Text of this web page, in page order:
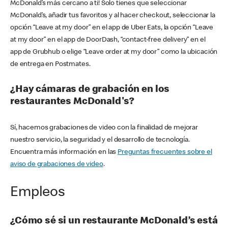
McDonald’s más cercano a ti! Solo tienes que seleccionar
McDonald’s, añadir tus favoritos y al hacer checkout, seleccionar la
opción “Leave at my door” en el app de Uber Eats, la opción “Leave
at my door” en el app de DoorDash, “contact-free delivery” en el
app de Grubhub o elige “Leave order at my door” como la ubicación
de entrega en Postmates.
¿Hay cámaras de grabación en los
restaurantes McDonald's?
Sí, hacemos grabaciones de video con la finalidad de mejorar
nuestro servicio, la seguridad y el desarrollo de tecnología.
Encuentra más información en las Preguntas frecuentes sobre el
aviso de grabaciones de video.
Empleos
¿Cómo sé si un restaurante McDonald’s está